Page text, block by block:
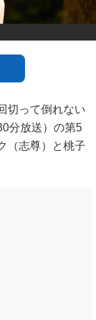
切って倒れない
分放送）の第5
（志尊）と桃子